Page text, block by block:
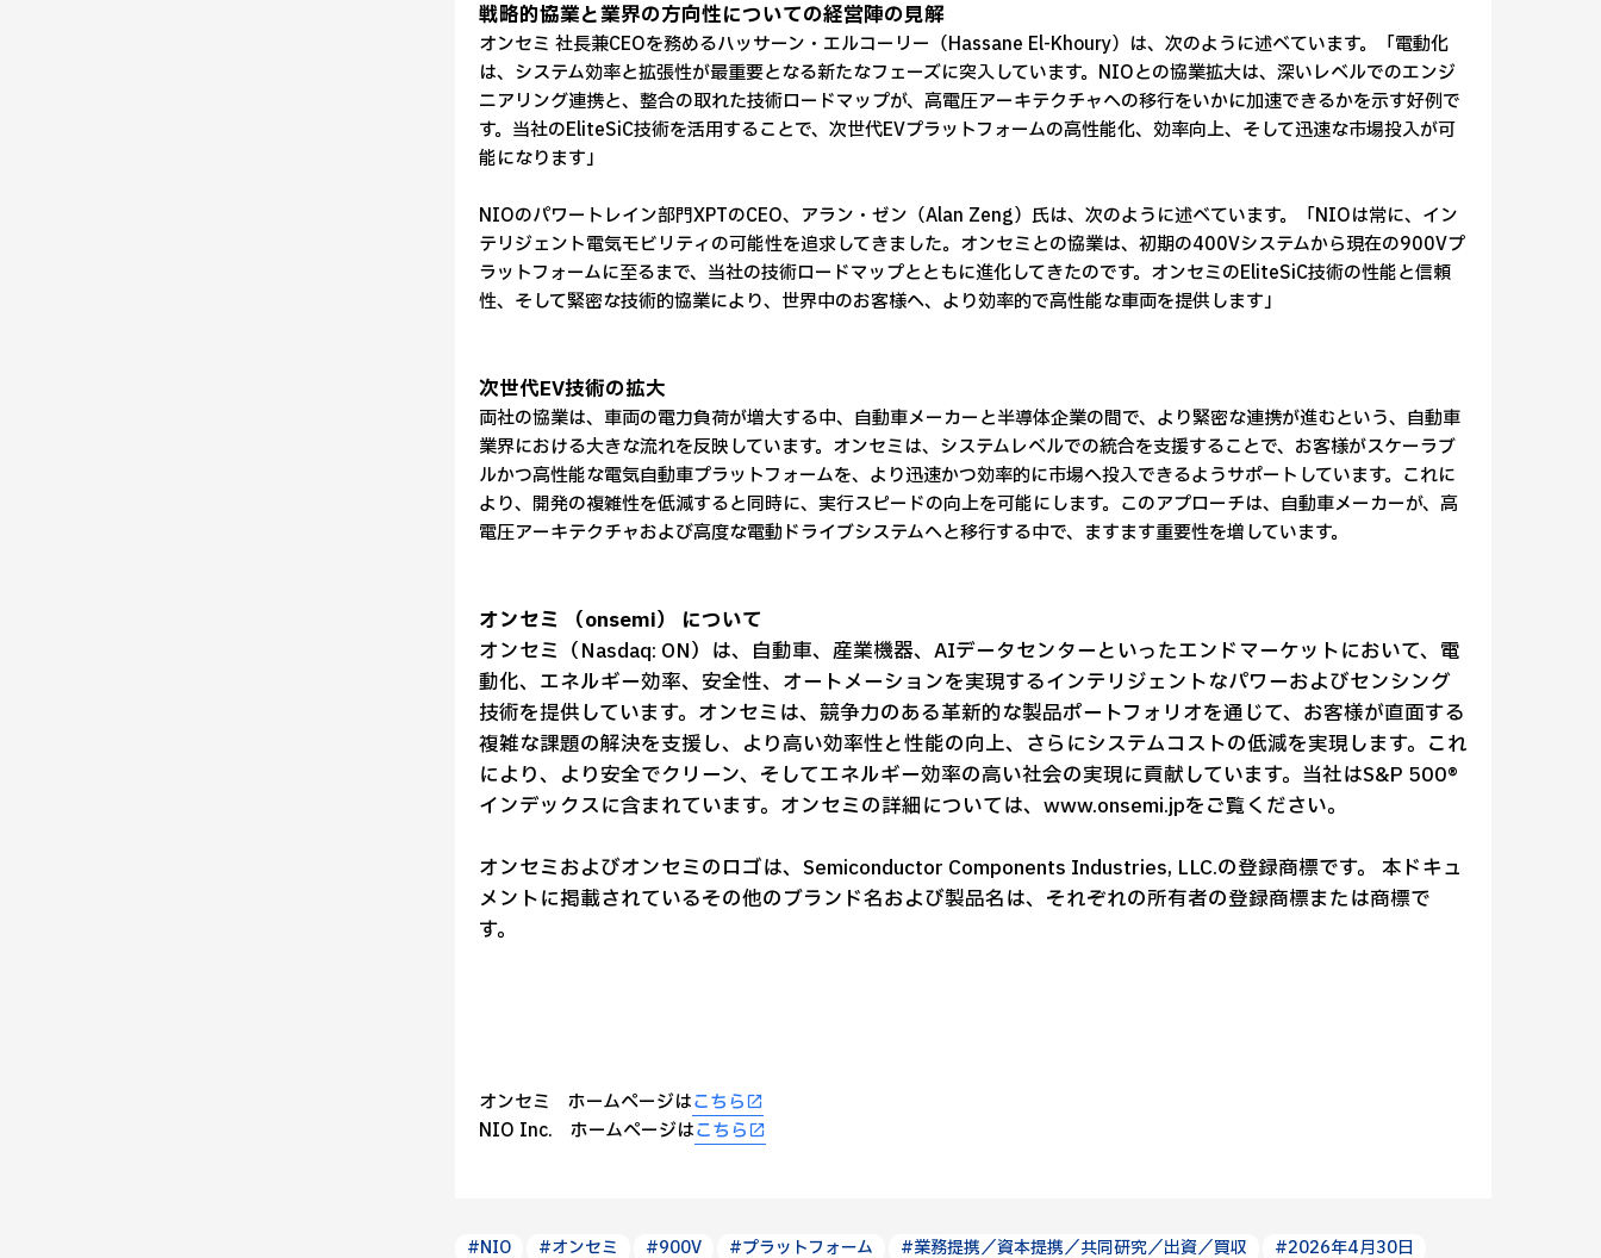
戦略的協業と業界の方向性についての経営陣の見解
オンセミ 社長兼CEOを務めるハッサーン・エルコーリー（Hassane El-Khoury）は、次のように述べています。「電動化
は、システム効率と拡張性が最重要となる新たなフェーズに突入しています。NIOとの協業拡大は、深いレベルでのエンジ
ニアリング連携と、整合の取れた技術ロードマップが、高電圧アーキテクチャへの移行をいかに加速できるかを示す好例で
す。当社のEliteSiC技術を活用することで、次世代EVプラットフォームの高性能化、効率向上、そして迅速な市場投入が可
能になります」
NIOのパワートレイン部門XPTのCEO、アラン・ゼン（Alan Zeng）氏は、次のように述べています。「NIOは常に、イン
テリジェント電気モビリティの可能性を追求してきました。オンセミとの協業は、初期の400Vシステムから現在の900Vプ
ラットフォームに至るまで、当社の技術ロードマップとともに進化してきたのです。オンセミのEliteSiC技術の性能と信頼
性、そして緊密な技術的協業により、世界中のお客様へ、より効率的で高性能な車両を提供します」
次世代EV技術の拡大
両社の協業は、車両の電力負荷が増大する中、自動車メーカーと半導体企業の間で、より緊密な連携が進むという、自動車
業界における大きな流れを反映しています。オンセミは、システムレベルでの統合を支援することで、お客様がスケーラブ
ルかつ高性能な電気自動車プラットフォームを、より迅速かつ効率的に市場へ投入できるようサポートしています。これに
より、開発の複雑性を低減すると同時に、実行スピードの向上を可能にします。このアプローチは、自動車メーカーが、高
電圧アーキテクチャおよび高度な電動ドライブシステムへと移行する中で、ますます重要性を増しています。
オンセミ （onsemi） について
オンセミ（Nasdaq: ON）は、自動車、産業機器、AIデータセンターといったエンドマーケットにおいて、電
動化、エネルギー効率、安全性、オートメーションを実現するインテリジェントなパワーおよびセンシング
技術を提供しています。オンセミは、競争力のある革新的な製品ポートフォリオを通じて、お客様が直面する
複雑な課題の解決を支援し、より高い効率性と性能の向上、さらにシステムコストの低減を実現します。これ
により、より安全でクリーン、そしてエネルギー効率の高い社会の実現に貢献しています。当社はS&P 500®
インデックスに含まれています。オンセミの詳細については、www.onsemi.jpをご覧ください。
オンセミおよびオンセミのロゴは、Semiconductor Components Industries, LLC.の登録商標です。 本ドキュ
メントに掲載されているその他のブランド名および製品名は、それぞれの所有者の登録商標または商標で
す。
オンセミ ホームページはこちら
NIO Inc. ホームページはこちら
#NIO #オンセミ #900V #プラットフォーム #業務提携／資本提携／共同研究／出資／買収 #2026年4月30日